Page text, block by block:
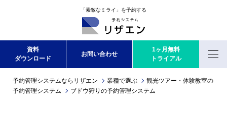
「素敵なミライ」を予約する
Menu
資料
ダウンロード
お問い合わせ
1ヶ月無料
トライアル
予約管理システムならリザエン 業種で選ぶ
観光ツアー・体験教室の
予約管理システム
ブドウ狩りの予約管理システム